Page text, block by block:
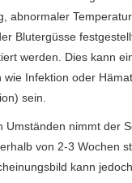
abnormaler
Blutergüsse
werden. Dies kann
wie Infektion oder
sein.
Umständen nimmt der
von 2-3 Wochen
kann